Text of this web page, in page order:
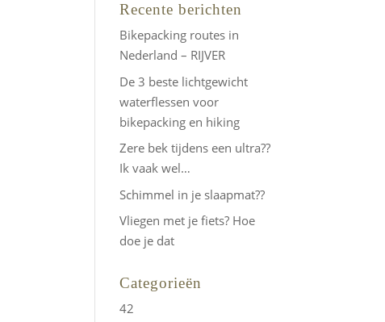
Recente berichten
Bikepacking routes in
Nederland – RIJVER
De 3 beste lichtgewicht
waterflessen voor
bikepacking en hiking
Zere bek tijdens een ultra??
Ik vaak wel…
Schimmel in je slaapmat??
Vliegen met je fiets? Hoe
doe je dat
Categorieën
42